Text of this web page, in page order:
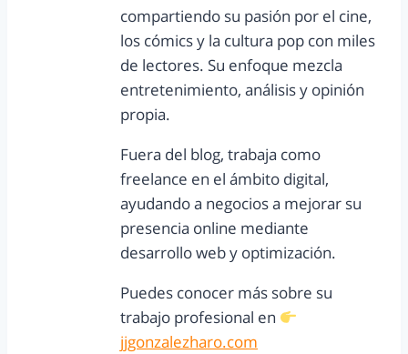
compartiendo su pasión por el cine,
los cómics y la cultura pop con miles
de lectores. Su enfoque mezcla
entretenimiento, análisis y opinión
propia.
Fuera del blog, trabaja como
freelance en el ámbito digital,
ayudando a negocios a mejorar su
presencia online mediante
desarrollo web y optimización.
Puedes conocer más sobre su
trabajo profesional en
jjgonzalezharo.com